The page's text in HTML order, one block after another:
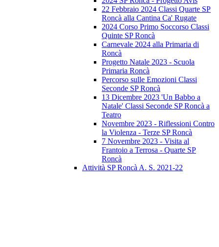
22 Febbraio 2024 Classi Quarte SP
Roncà alla Cantina Ca' Rugate
2024 Corso Primo Soccorso Classi
Quinte SP Roncà
Carnevale 2024 alla Primaria di
Roncà
Progetto Natale 2023 - Scuola
Primaria Roncà
Percorso sulle Emozioni Classi
Seconde SP Roncà
13 Dicembre 2023 'Un Babbo a
Natale' Classi Seconde SP Roncà a
Teatro
Novembre 2023 - Riflessioni Contro
la Violenza - Terze SP Roncà
7 Novembre 2023 - Visita al
Frantoio a Terrosa - Quarte SP
Roncà
Attività SP Roncà A. S. 2021-22